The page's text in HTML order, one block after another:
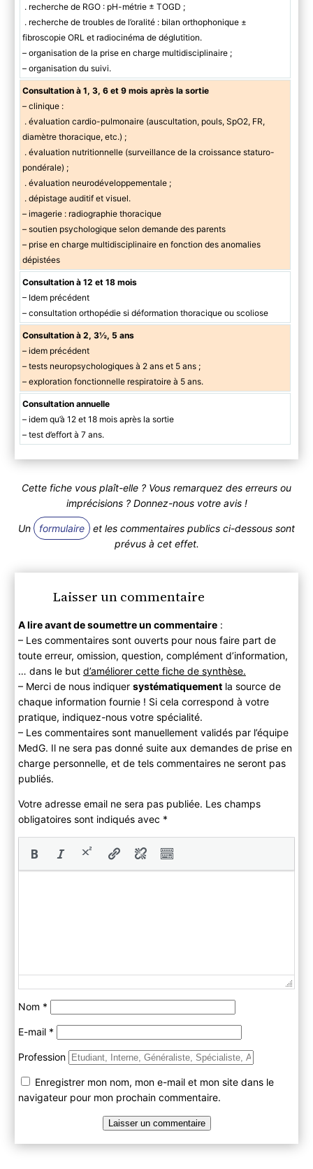
. recherche de RGO : pH-métrie ± TOGD ;
. recherche de troubles de l’oralité : bilan orthophonique ±
fibroscopie ORL et radiocinéma de déglutition.
– organisation de la prise en charge multidisciplinaire ;
– organisation du suivi.
Consultation à 1, 3, 6 et 9 mois après la sortie
– clinique :
. évaluation cardio-pulmonaire (auscultation, pouls, SpO2, FR,
diamètre thoracique, etc.) ;
. évaluation nutritionnelle (surveillance de la croissance staturo-
pondérale) ;
. évaluation neurodéveloppementale ;
. dépistage auditif et visuel.
– imagerie : radiographie thoracique
– soutien psychologique selon demande des parents
– prise en charge multidisciplinaire en fonction des anomalies
dépistées
Consultation à 12 et 18 mois
– Idem précédent
– consultation orthopédie si déformation thoracique ou scoliose
Consultation à 2, 3½, 5 ans
– idem précédent
– tests neuropsychologiques à 2 ans et 5 ans ;
– exploration fonctionnelle respiratoire à 5 ans.
Consultation annuelle
– idem qu’à 12 et 18 mois après la sortie
– test d’effort à 7 ans.
Cette fiche vous plaît-elle ? Vous remarquez des erreurs ou
imprécisions ? Donnez-nous votre avis !
Un formulaire
et les commentaires publics ci-dessous sont
prévus à cet effet.
Laisser un commentaire
A lire avant de soumettre un commentaire:
– Les commentaires sont ouverts pour nous faire part de
toute erreur, omission, question, complément d’information,
… dans le but d’améliorer cette fiche de synthèse.
– Merci de nous indiquer systématiquementla source de
chaque information fournie ! Si cela correspond à votre
pratique, indiquez-nous votre spécialité.
– Les commentaires sont manuellement validés par l’équipe
MedG. Il ne sera pas donné suite aux demandes de prise en
charge personnelle, et de tels commentaires ne seront pas
publiés.
Votre adresse email ne sera pas publiée. Les champs
obligatoires sont indiqués avec *
Nom *
E-mail *
Profession
Enregistrer mon nom, mon e-mail et mon site dans le
navigateur pour mon prochain commentaire.